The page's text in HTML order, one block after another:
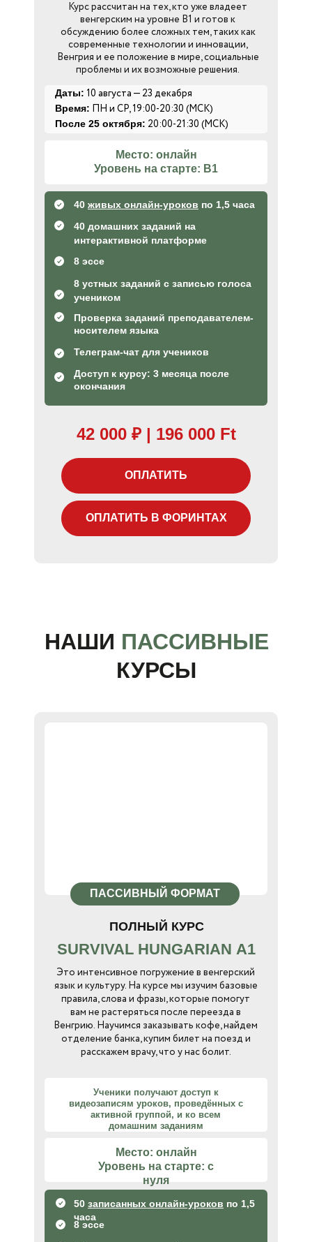
Курс рассчитан на тех, кто уже владеет
венгерским на уровне В1 и готов к
обсуждению более сложных тем, таких как
современные технологии и инновации,
Венгрия и ее положение в мире, социальные
проблемы и их возможные решения.
ОПЛАТИТЬ
40 живых онлайн-уроков по 1,5 часа
40 домашних заданий на
интерактивной платформе
Телеграм-чат для учеников
8 эссе
8 устных заданий с записью голоса
учеником
ОПЛАТИТЬ В ФОРИНТАХ
Место: онлайн
Уровень на старте: B1
Проверка заданий преподавателем-
носителем языка
42 000 ₽ | 196 000 Ft
Доступ к курсу: 3 месяца после
окончания
Даты: 10 августа — 23 декабря
Время: ПН и СР, 19:00-20:30 (МСК)
После 25 октября: 20:00-21:30 (МСК)
Ученики получают доступ к
видеозаписям уроков, проведённых с
активной группой, и ко всем
домашним заданиям
Место: онлайн
Уровень на старте: с
нуля
8 эссе
50 записанных онлайн-уроков по 1,5
часа
SURVIVAL HUNGARIAN А1
Это интенсивное погружение в венгерский
язык и культуру. На курсе мы изучим базовые
правила, слова и фразы, которые помогут
вам не растеряться после переезда в
Венгрию. Научимся заказывать кофе, найдем
отделение банка, купим билет на поезд и
расскажем врачу, что у нас болит.
ПОЛНЫЙ КУРС
ПАССИВНЫЙ ФОРМАТ
НАШИ ПАССИВНЫЕ
КУРСЫ